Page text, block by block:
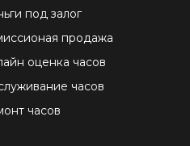
под залог
продажа
оценка часов
часов
часов